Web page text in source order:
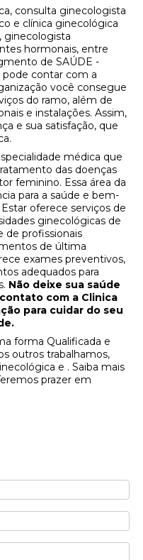
consulta ginecologista
e clínica ginecológica
ginecologista
hormonais, entre
de SAÚDE -
pode contar com a
você consegue
do ramo, além de
e instalações. Assim,
e sua satisfação, que
médica que
das doenças
feminino. Essa área da
para a saúde e bem-
oferece serviços de
ginecológicas de
de profissionais
de última
exames preventivos,
adequados para
Não deixe sua saúde
com a Clinica
para cuidar do seu
forma Qualificada e
outros trabalhamos,
e . Saiba mais
prazer em